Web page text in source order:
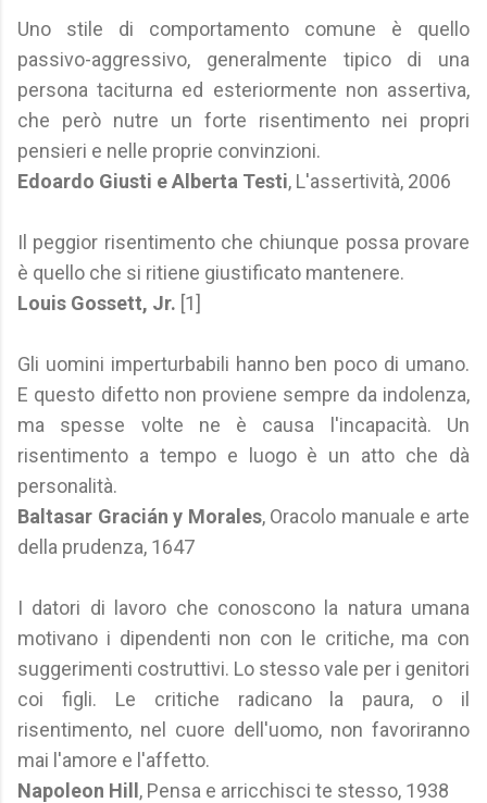
Uno stile di comportamento comune è quello
passivo-aggressivo, generalmente tipico di una
persona taciturna ed esteriormente non assertiva,
che però nutre un forte risentimento nei propri
pensieri e nelle proprie convinzioni.
Edoardo Giusti e Alberta Testi, L'assertività, 2006
Il peggior risentimento che chiunque possa provare
è quello che si ritiene giustificato mantenere.
Louis Gossett, Jr. [1]
Gli uomini imperturbabili hanno ben poco di umano.
E questo difetto non proviene sempre da indolenza,
ma spesse volte ne è causa l'incapacità. Un
risentimento a tempo e luogo è un atto che dà
personalità.
Baltasar Gracián y Morales, Oracolo manuale e arte
della prudenza, 1647
I datori di lavoro che conoscono la natura umana
motivano i dipendenti non con le critiche, ma con
suggerimenti costruttivi. Lo stesso vale per i genitori
coi figli. Le critiche radicano la paura, o il
risentimento, nel cuore dell'uomo, non favoriranno
mai l'amore e l'affetto.
Napoleon Hill , Pensa e arricchisci te stesso, 1938